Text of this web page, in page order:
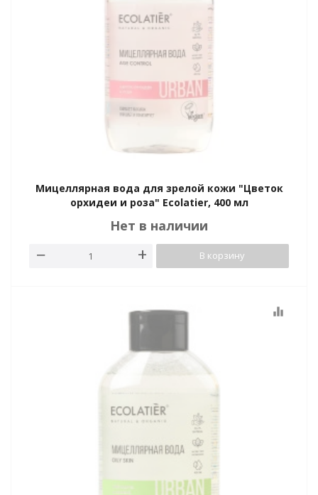
Мицеллярная вода для зрелой кожи "Цветок
орхидеи и роза" Ecolatier, 400 мл
Нет в наличии
В корзину
equalizer